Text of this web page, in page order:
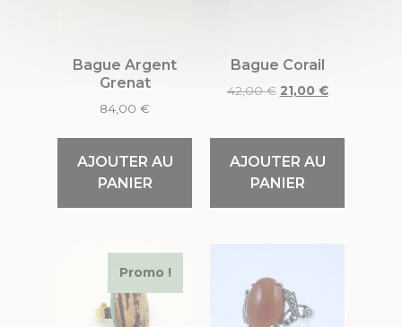
Bague Argent
Grenat
84,00 €
AJOUTER AU
PANIER
Bague Corail
42,00€ 21,00 €
AJOUTER AU
PANIER
Promo !